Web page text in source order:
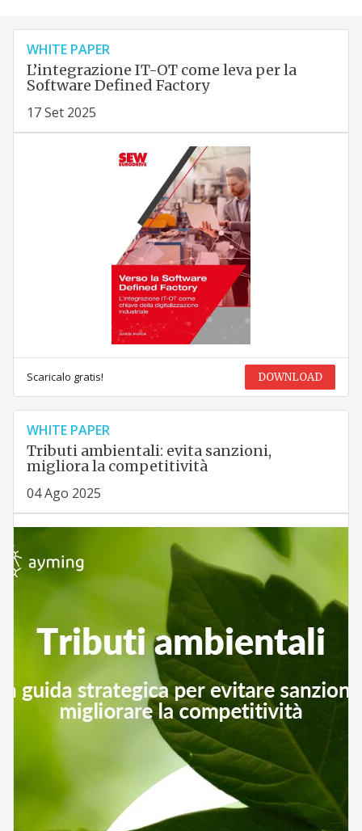
WHITE PAPER
L’integrazione IT-OT come leva per la
Software Defined Factory
17 Set 2025
Scaricalo gratis! DOWNLOAD
WHITE PAPER
Tributi ambientali: evita sanzioni,
migliora la competitività
04 Ago 2025